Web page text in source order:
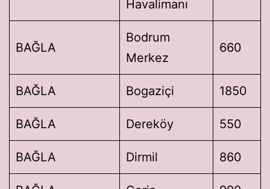
Havalimanı
BAĞLA
Bodrum
Merkez
660
BAĞLA Bogaziçi 1850
BAĞLA Dereköy 550
BAĞLA Dirmil 860